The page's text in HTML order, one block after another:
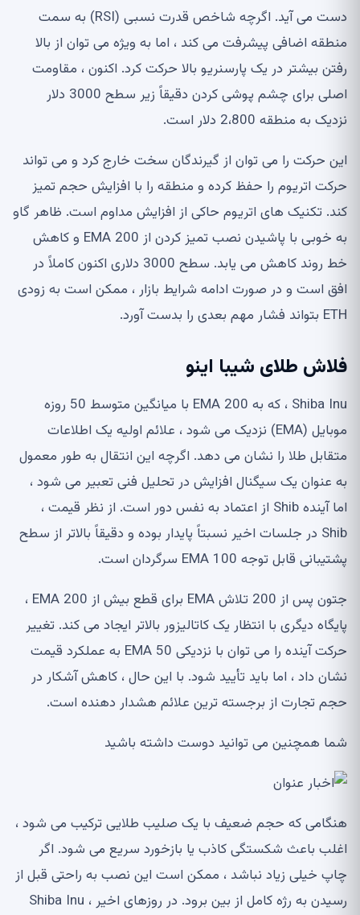
دست می آید. اگرچه شاخص قدرت نسبی (RSI) به سمت
منطقه اضافی پیشرفت می کند ، اما به ویژه می توان از بالا
رفتن بیشتر در یک پارسنریو بالا حرکت کرد. اکنون ، مقاومت
اصلی برای چشم پوشی کردن دقیقاً زیر سطح 3000 دلار
نزدیک به منطقه 2،800 دلار است.
این حرکت را می توان از گیرندگان سخت خارج کرد و می تواند
حرکت اتریوم را حفظ کرده و منطقه را با افزایش حجم تمیز
کند. تکنیک های اتریوم حاکی از افزایش مداوم است. ظاهر گاو
به خوبی با پاشیدن نصب تمیز کردن از 200 EMA و کاهش
خط روند کاهش می یابد. سطح 3000 دلاری اکنون کاملاً در
افق است و در صورت ادامه شرایط بازار ، ممکن است به زودی
ETH بتواند فشار مهم بعدی را بدست آورد.
فلاش طلای شیبا اینو
Shiba Inu ، که به 200 EMA با میانگین متوسط ​​50 روزه
موبایل (EMA) نزدیک می شود ، علائم اولیه یک اطلاعات
متقابل طلا را نشان می دهد. اگرچه این انتقال به طور معمول
به عنوان یک سیگنال افزایش در تحلیل فنی تعبیر می شود ،
اما آینده Shib از اعتماد به نفس دور است. از نظر قیمت ،
Shib در جلسات اخیر نسبتاً پایدار بوده و دقیقاً بالاتر از سطح
پشتیبانی قابل توجه 100 EMA سرگردان است.
جتون پس از 200 تلاش EMA برای قطع بیش از 200 EMA ،
پایگاه دیگری با انتظار یک کاتالیزور بالاتر ایجاد می کند. تغییر
حرکت آینده را می توان با نزدیکی 50 EMA به عملکرد قیمت
نشان داد ، اما باید تأیید شود. با این حال ، کاهش آشکار در
حجم تجارت از برجسته ترین علائم هشدار دهنده است.
شما همچنین می توانید دوست داشته باشید
هنگامی که حجم ضعیف با یک صلیب طلایی ترکیب می شود ،
اغلب باعث شکستگی کاذب یا بازخورد سریع می شود. اگر
چاپ خیلی زیاد نباشد ، ممکن است این نصب به راحتی قبل از
رسیدن به رژه کامل از بین برود. در روزهای اخیر ، Shiba Inu